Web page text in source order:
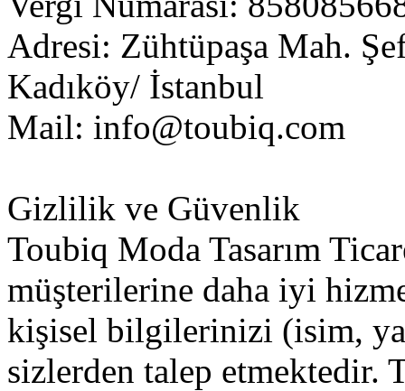
Adresi: Zühtüpaşa Mah.
Kadıköy/ İstanbul
Mail: info@toubiq.com
Gizlilik ve Güvenlik
Toubiq Moda Tasarım
müşterilerine daha iyi
kişisel bilgilerinizi (isim,
sizlerden talep etmektedir.